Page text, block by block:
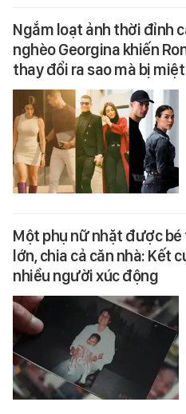
Ngắm loạt ảnh thời đỉnh
nghèo Georgina khiến
thay đổi ra sao mà bị
Một phụ nữ nhặt được bé
lớn, chia cả căn nhà: Kết
nhiều người xúc động